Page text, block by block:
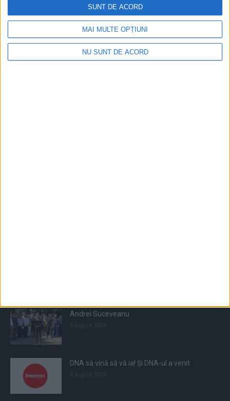
MAI MULTE OPȚIUNI
NU SUNT DE ACORD
SUNT DE ACORD
Andrei Suceveanu
DNA să vină să vă ia! Și DNA-ul a venit